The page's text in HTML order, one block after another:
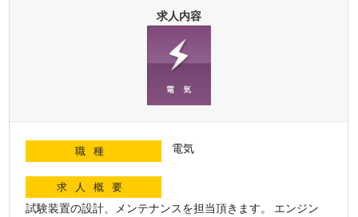
求人内容
職種 電気
求人概要
試験装置の設計、メンテナンスを担当頂きます。 エンジン